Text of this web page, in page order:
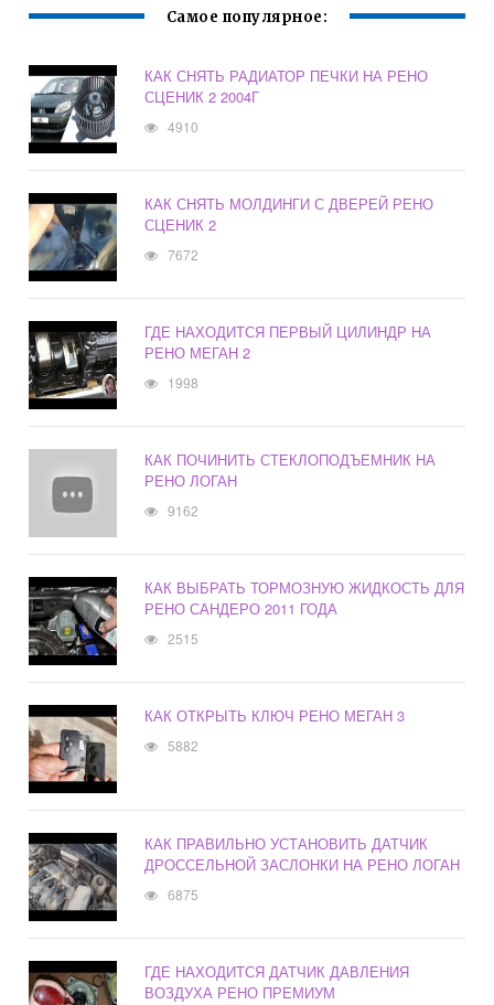
Самое популярное:
КАК СНЯТЬ РАДИАТОР ПЕЧКИ НА РЕНО
СЦЕНИК 2 2004Г
4910
КАК СНЯТЬ МОЛДИНГИ С ДВЕРЕЙ РЕНО
СЦЕНИК 2
7672
ГДЕ НАХОДИТСЯ ПЕРВЫЙ ЦИЛИНДР НА
РЕНО МЕГАН 2
1998
КАК ПОЧИНИТЬ СТЕКЛОПОДЪЕМНИК НА
РЕНО ЛОГАН
9162
КАК ВЫБРАТЬ ТОРМОЗНУЮ ЖИДКОСТЬ ДЛЯ
РЕНО САНДЕРО 2011 ГОДА
2515
КАК ОТКРЫТЬ КЛЮЧ РЕНО МЕГАН 3
5882
КАК ПРАВИЛЬНО УСТАНОВИТЬ ДАТЧИК
ДРОССЕЛЬНОЙ ЗАСЛОНКИ НА РЕНО ЛОГАН
6875
ГДЕ НАХОДИТСЯ ДАТЧИК ДАВЛЕНИЯ
ВОЗДУХА РЕНО ПРЕМИУМ